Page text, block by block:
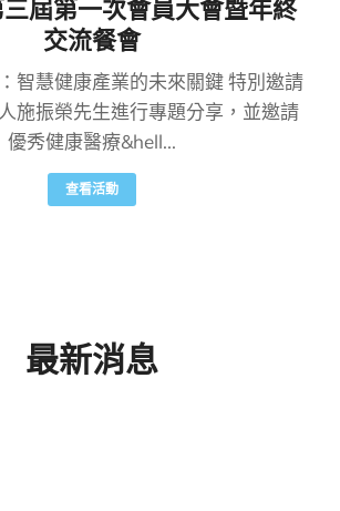
屆第一次會員大會暨年終
交流餐會
智慧健康產業的未來關鍵 特別邀請
施振榮先生進行專題分享，並邀請
優秀健康醫療&hell...
查看活動
最新消息